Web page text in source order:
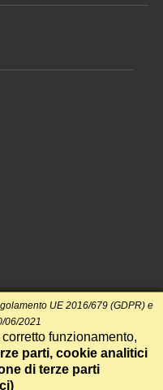
UE 2016/679 (GDPR) e
06/2021
funzionamento,
parti, cookie analitici
di terze parti
)